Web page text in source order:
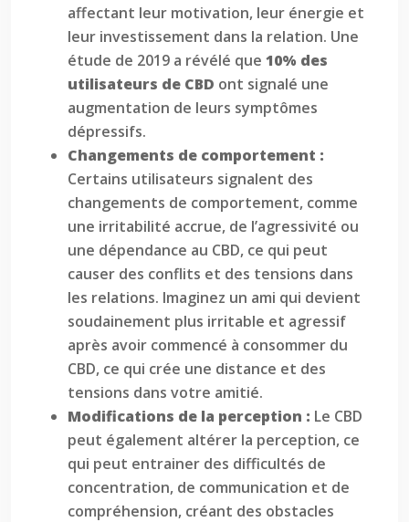
affectant leur motivation, leur énergie et
leur investissement dans la relation. Une
étude de 2019 a révélé que 10% des
utilisateurs de CBD ont signalé une
augmentation de leurs symptômes
dépressifs.
Changements de comportement :
Certains utilisateurs signalent des
changements de comportement, comme
une irritabilité accrue, de l’agressivité ou
une dépendance au CBD, ce qui peut
causer des conflits et des tensions dans
les relations. Imaginez un ami qui devient
soudainement plus irritable et agressif
après avoir commencé à consommer du
CBD, ce qui crée une distance et des
tensions dans votre amitié.
Modifications de la perception : Le CBD
peut également altérer la perception, ce
qui peut entrainer des difficultés de
concentration, de communication et de
compréhension, créant des obstacles